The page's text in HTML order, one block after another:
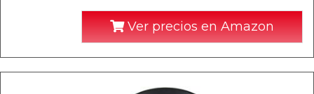
Ver precios en Amazon